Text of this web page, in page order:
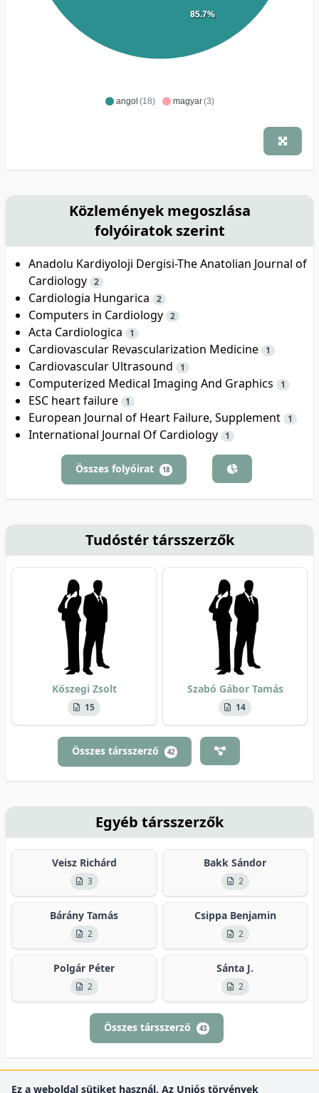
angol (18) magyar(3)
85.7%
Közlemények megoszlása
folyóiratok szerint
Anadolu Kardiyoloji Dergisi-The Anatolian Journal of
Cardiology 2
Cardiologia Hungarica 2
Computers in Cardiology 2
Acta Cardiologica 1
Cardiovascular Revascularization Medicine 1
Cardiovascular Ultrasound 1
Computerized Medical Imaging And Graphics 1
ESC heart failure 1
European Journal of Heart Failure, Supplement 1
International Journal Of Cardiology 1
Összes folyóirat 18
Tudóstér társszerzők
Kőszegi Zsolt
15
Szabó Gábor Tamás
14
Összes társszerző 42
Egyéb társszerzők
Veisz Richárd
3
Bakk Sándor
2
Bárány Tamás
2
Csippa Benjamin
2
Polgár Péter
2
Sánta J.
2
Összes társszerző 43
Ez a weboldal sütiket használ. Az Uniós törvények